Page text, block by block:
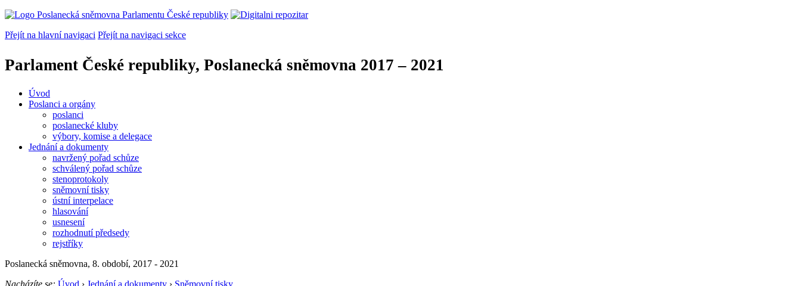
Přejít na hlavní navigaci Přejít na navigaci sekce
Parlament České republiky, Poslanecká sněmovna 2017 – 2021
Úvod
Poslanci a orgány
poslanci
poslanecké kluby
výbory, komise a delegace
Jednání a dokumenty
navržený pořad schůze
schválený pořad schůze
stenoprotokoly
sněmovní tisky
ústní interpelace
hlasování
usnesení
rozhodnutí předsedy
rejstříky
Poslanecká sněmovna, 8. období, 2017 - 2021
Nacházíte se: Úvod › Jednání a dokumenty › Sněmovní tisky